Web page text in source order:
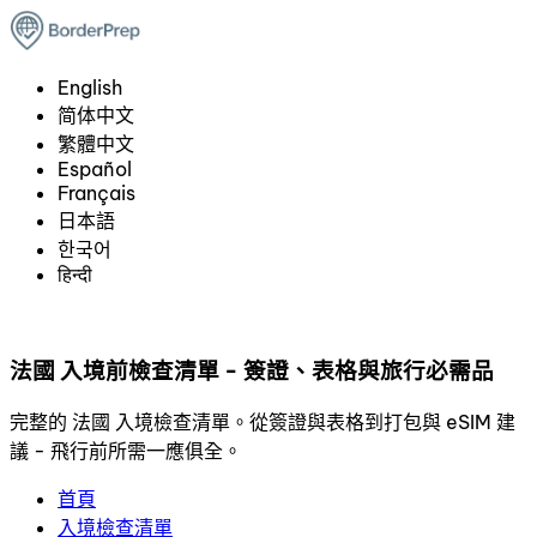
English
简体中文
繁體中文
Español
Français
日本語
한국어
हिन्दी
法國 入境前檢查清單 - 簽證、表格與旅行必需品
完整的 法國 入境檢查清單。從簽證與表格到打包與 eSIM 建
議 - 飛行前所需一應俱全。
首頁
入境檢查清單